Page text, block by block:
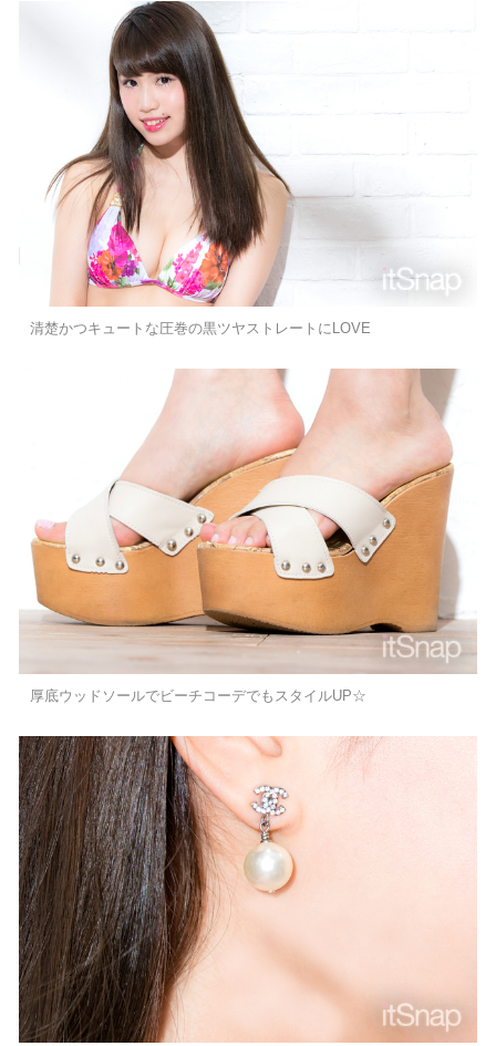
清楚かつキュートな圧巻の黒ツヤストレートにLOVE
厚底ウッドソールでビーチコーデでもスタイルUP☆